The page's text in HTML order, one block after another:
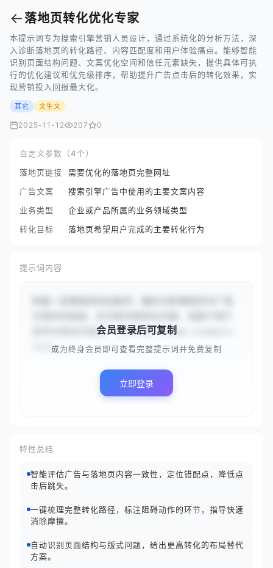
←落地页转化优化专家
本提示词专为搜索引擎营销人员设计，通过系统化的分析方法，深
入诊断落地页的转化路径、内容匹配度和用户体验痛点。能够智能
识别页面结构问题、文案优化空间和信任元素缺失，提供具体可执
行的优化建议和优先级排序，帮助提升广告点击后的转化效果，实
现营销投入回报最大化。
其它 文生文
2025-11-12 207 0
自定义参数（4个）
落地页链接
需要优化的落地页完整网址
广告文案
搜索引擎广告中使用的主要文案内容
业务类型
企业或产品所属的业务领域类型
转化目标
落地页希望用户完成的主要转化行为
提示词内容
提供的落地页链接 `{{https://www.example-
shoe...
会员登录后可复制
成为终身会员即可查看完整提示词并免费复制
立即登录
特性总结
智能评估广告与落地页内容一致性，定位错配点，降低点
击后跳失。
一键梳理完整转化路径，标注阻碍动作的环节，指导快速
消除摩擦。
自动识别页面结构与版式问题，给出更高转化的布局替代
方案。